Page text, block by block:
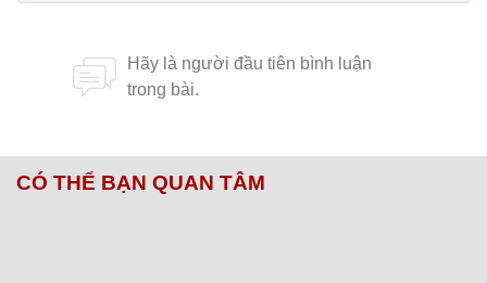
CÓ THỂ BẠN QUAN TÂM